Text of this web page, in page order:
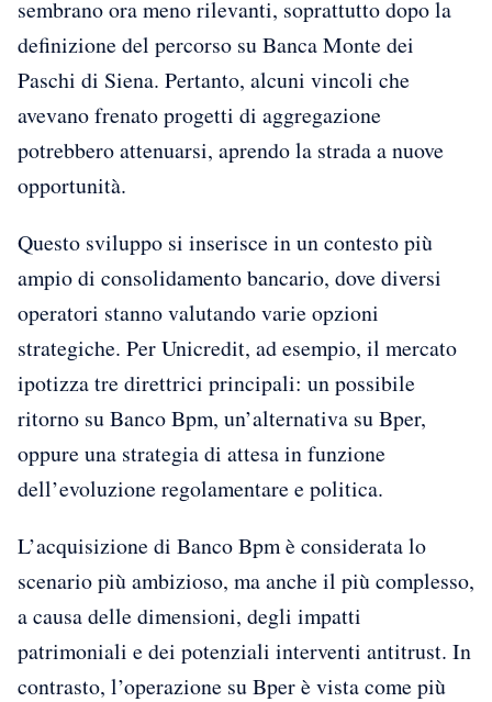
sembrano ora meno rilevanti, soprattutto dopo la
definizione del percorso su Banca Monte dei
Paschi di Siena. Pertanto, alcuni vincoli che
avevano frenato progetti di aggregazione
potrebbero attenuarsi, aprendo la strada a nuove
opportunità.
Questo sviluppo si inserisce in un contesto più
ampio di consolidamento bancario, dove diversi
operatori stanno valutando varie opzioni
strategiche. Per Unicredit, ad esempio, il mercato
ipotizza tre direttrici principali: un possibile
ritorno su Banco Bpm, un’alternativa su Bper,
oppure una strategia di attesa in funzione
dell’evoluzione regolamentare e politica.
L’acquisizione di Banco Bpm è considerata lo
scenario più ambizioso, ma anche il più complesso,
a causa delle dimensioni, degli impatti
patrimoniali e dei potenziali interventi antitrust. In
contrasto, l’operazione su Bper è vista come più